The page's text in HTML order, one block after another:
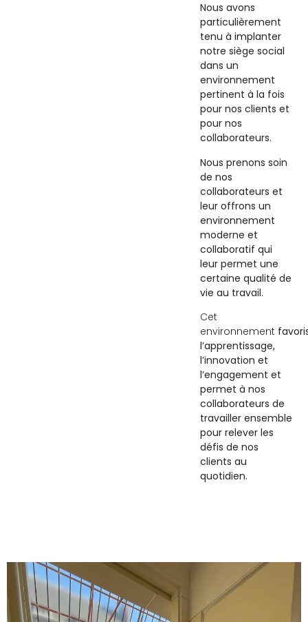
Nous avons
particulièrement
tenu à implanter
notre siège social
dans un
environnement
pertinent à la fois
pour nos clients et
pour nos
collaborateurs.
Nous prenons soin
de nos
collaborateurs et
leur offrons un
environnement
moderne et
collaboratif qui
leur permet une
certaine qualité de
vie au travail.
Cet
environnement
l’apprentissage,
l’innovation et
l’engagement et
permet à nos
collaborateurs de
travailler ensemble
pour relever les
défis de nos
clients au
quotidien.